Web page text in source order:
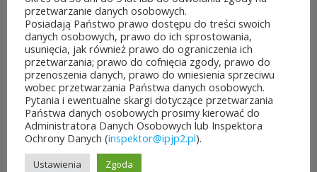
JUBILEUSZOWE XXV MISTRZOSTWA POLSKI
DUCHOWIEŃSTWA W SZACHACH
KLASYCZNYCH.
10 lipca&7b19p;2026
W dniach 6–10 lipca 2026 r. w
Collegium Marianum w
Pelplinie odbyły się
Jubileuszowe XXV
przetwarzanie danych osobowych.
Posiadają Państwo prawo dostępu do treści swoich
danych osobowych, prawo do ich sprostowania,
usunięcia, jak również prawo do ograniczenia ich
przetwarzania; prawo do cofnięcia zgody, prawo do
przenoszenia danych, prawo do wniesienia sprzeciwu
wobec przetwarzania Państwa danych osobowych.
Pytania i ewentualne skargi dotyczące przetwarzania
Państwa danych osobowych prosimy kierować do
Administratora Danych Osobowych lub Inspektora
Ochrony Danych (inspektor@ipjp2.pl).
Ustawienia Zgoda